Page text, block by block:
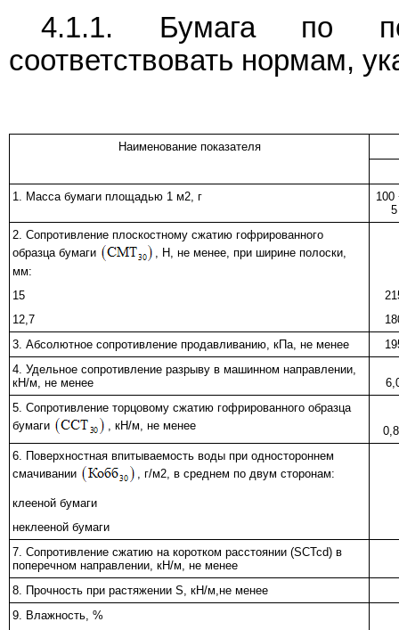
4.1.1. Бумага по
соответствовать нормам,
Наименование показателя
1. Масса бумаги площадью 1 м2, г
100
5
2. Сопротивление плоскостному сжатию гофрированного
образца бумаги
, Н, не менее, при ширине полоски,
мм:
15
12,7
3. Абсолютное сопротивление продавливанию, кПа, не менее
4. Удельное сопротивление разрыву в машинном направлении,
кН/м, не менее
5. Сопротивление торцовому сжатию гофрированного образца
бумаги
, кН/м, не менее
6. Поверхностная впитываемость воды при одностороннем
смачивании
, г/м2, в среднем по двум сторонам:
клееной бумаги
неклееной бумаги
7. Сопротивление сжатию на коротком расстоянии (SCTcd) в
поперечном направлении, кН/м, не менее
8. Прочность при растяжении S, кН/м,не менее
9. Влажность, %